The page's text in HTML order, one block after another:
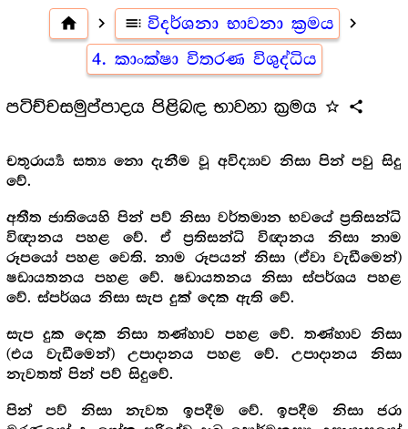
home navigate_next toc විදර්ශනා භාවනා ක්‍රමය navigate_next
4. කාංක්ෂා විතරණ විශුද්ධිය
පටිච්චසමුප්පාදය පිළිබඳ භාවනා ක්‍රමය star_outline share
චතුරාර්‍ය්‍ය සත්‍ය නො දැනීම වූ අවිද්‍යාව නිසා පින් පවු සිදු
වේ.
අතීත ජාතියෙහි පින් පව් නිසා වර්තමාන භවයේ ප්‍රතිසන්ධි
විඥානය පහළ වේ. ඒ ප්‍රතිසන්ධි විඥානය නිසා නාම
රූපයෝ පහළ වෙති. නාම රූපයන් නිසා (ඒවා වැඩීමෙන්)
ෂඩායතනය පහළ වේ. ෂඩායතනය නිසා ස්පර්ශය පහළ
වේ. ස්පර්ශය නිසා සැප දුක් දෙක ඇති වේ.
සැප දුක දෙක නිසා තණ්හාව පහළ වේ. තණ්හාව නිසා
(එය වැඩීමෙන්) උපාදානය පහළ වේ.උපාදානය නිසා
නැවතත් පින් පව් සිදුවේ.
පින් පව් නිසා නැවත ඉපදීම වේ. ඉපදීම නිසා ජරා